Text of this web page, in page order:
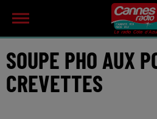
SOUPE PHO AUX
CREVETTES